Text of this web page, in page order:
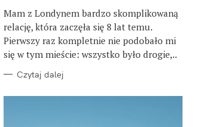
I
E
Mam z Londynem bardzo skomplikowaną
relację, która zaczęła się 8 lat temu.
Pierwszy raz kompletnie nie podobało mi
się w tym mieście: wszystko było drogie,..
Czytaj dalej